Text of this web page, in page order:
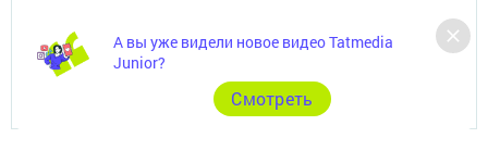
А вы уже видели новое видео Tatmedia
Junior?
Cмотреть
Антикоррупционная политика
АО «ТАТМЕДИА» использует «cookie»для персонализации сервисов и
удобства пользователей сайтом.
Использование «cookie» можно отменить в настройках браузера.
Политика конфиденциальности